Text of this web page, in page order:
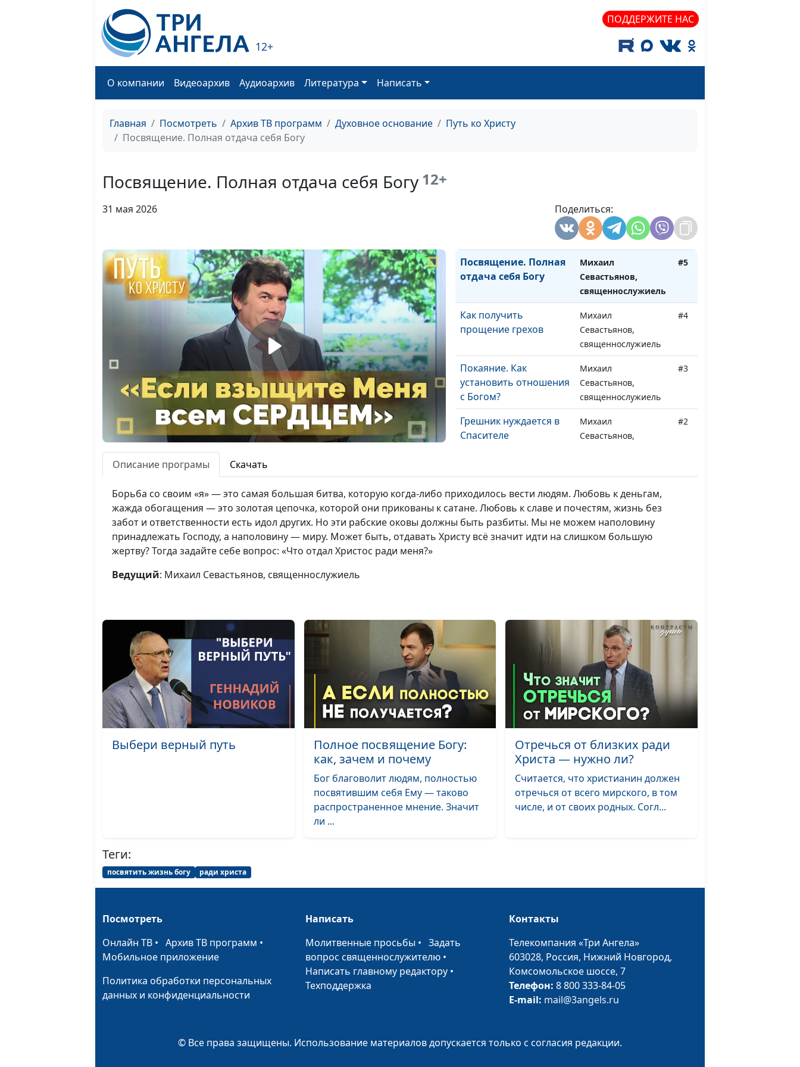
12+
ПОДДЕРЖИТЕ НАС
О компании Видеоархив Аудиоархив Литература Написать
Главная Посмотреть Архив ТВ программ Духовное основание
Путь ко Христу
Посвящение. Полная отдача себя Богу
Посвящение. Полная отдача себя Богу 12+
31 мая 2026 Поделиться:
Севастьянов,
священнослужиель
Севастьянов,
#9
Возрастание во Христе
Михаил
#8
Вера и принятие: мир
без серебра и платы
Михаил
Севастьянов,
священнослужиель
Посвящение. Полная
отдача себя Богу
Михаил
Севастьянов,
священнослужиель
#5
Как получить
прощение грехов
Михаил
Севастьянов,
священнослужиель
#4
Покаяние. Как
установить отношения
с Богом?
Михаил
Севастьянов,
священнослужиель
#3
Грешник нуждается в
Спасителе
Михаил
Севастьянов,
#2
Любовь Бога к
Михаил
Севастьянов,
священнослужиель
#1
Описание програмы Скачать
Борьба со своим «я» — это самая большая битва, которую когда-либо приходилось вести людям. Любовь к деньгам,
жажда обогащения — это золотая цепочка, которой они прикованы к сатане. Любовь к славе и почестям, жизнь без
забот и ответственности есть идол других. Но эти рабские оковы должны быть разбиты. Мы не можем наполовину
принадлежать Господу, а наполовину — миру. Может быть, отдавать Христу всё значит идти на слишком большую
жертву? Тогда задайте себе вопрос: «Что отдал Христос ради меня?»
Ведущий: Михаил Севастьянов, священнослужиель
Выбери верный путь
Полное посвящение Богу:
как, зачем и почему
Бог благоволит людям, полностью
посвятившим себя Ему — таково
распространенное мнение. Значит
ли ...
Отречься от близких ради
Христа — нужно ли?
Считается, что христианин должен
отречься от всего мирского, в том
числе, и от своих родных. Согл...
Теги:
посвятить жизнь богу ради христа
Посмотреть
Онлайн ТВ • Архив ТВ программ •
Мобильное приложение
Политика обработки персональных
данных и конфиденциальности
Написать
Молитвенные просьбы •Задать
вопрос священнослужителю •
Написать главному редактору •
Техподдержка
Контакты
Телекомпания «Три Ангела»
603028, Россия, Нижний Новгород,
Комсомольское шоссе, 7
Телефон: 8 800 333-84-05
E-mail: mail@3angels.ru
© Все права защищены. Использование материалов допускается только с согласия редакции.